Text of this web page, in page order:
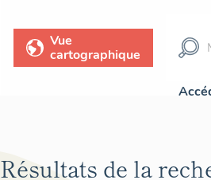
Vue
cartographique
Résultats de la